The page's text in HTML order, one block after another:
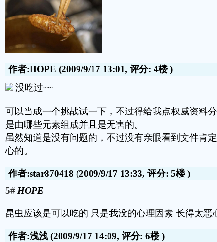
作者:HOPE (2009/9/17 13:01, 评分: 4楼)
没吃过~~
可以当成一个挑战试一下，不过得给我点权威资料
是由哪些元素组成并且是无害的。
虽然知道是没有问题的，不过没有亲眼看到文件肯
心的。
作者:star870418 (2009/9/17 13:33, 评分: 5楼)
5# HOPE
昆虫应该是可以吃的 只是我没的心理因素 长得太恶
作者:浅浅 (2009/9/17 14:09, 评分: 6楼)